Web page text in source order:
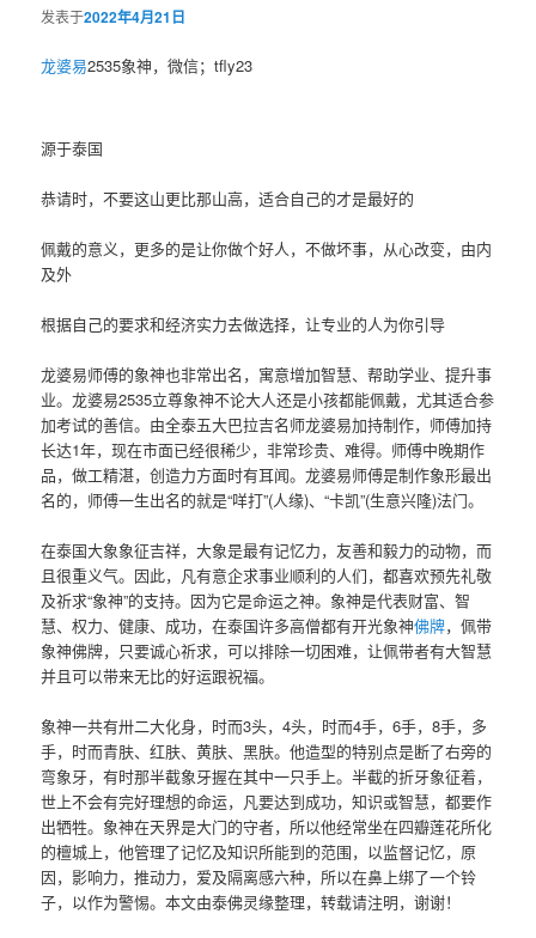
发表于2022年4月21日
龙婆易2535象神，微信；tfly23
源于泰国
恭请时，不要这山更比那山高，适合自己的才是最好的
佩戴的意义，更多的是让你做个好人，不做坏事，从心改变，由内
及外
根据自己的要求和经济实力去做选择，让专业的人为你引导
龙婆易师傅的象神也非常出名，寓意增加智慧、帮助学业、提升事
业。龙婆易2535立尊象神不论大人还是小孩都能佩戴，尤其适合参
加考试的善信。由全泰五大巴拉吉名师龙婆易加持制作，师傅加持
长达1年，现在市面已经很稀少，非常珍贵、难得。师傅中晚期作
品，做工精湛，创造力方面时有耳闻。龙婆易师傅是制作象形最出
名的，师傅一生出名的就是“咩打”(人缘)、“卡凯”(生意兴隆)法门。
在泰国大象象征吉祥，大象是最有记忆力，友善和毅力的动物，而
且很重义气。因此，凡有意企求事业顺利的人们，都喜欢预先礼敬
及祈求“象神”的支持。因为它是命运之神。象神是代表财富、智
慧、权力、健康、成功，在泰国许多高僧都有开光象神佛牌，佩带
象神佛牌，只要诚心祈求，可以排除一切困难，让佩带者有大智慧
并且可以带来无比的好运跟祝福。
象神一共有卅二大化身，时而3头，4头，时而4手，6手，8手，多
手，时而青肤、红肤、黄肤、黑肤。他造型的特别点是断了右旁的
弯象牙，有时那半截象牙握在其中一只手上。半截的折牙象征着，
世上不会有完好理想的命运，凡要达到成功，知识或智慧，都要作
出牺牲。象神在天界是大门的守者，所以他经常坐在四瓣莲花所化
的檀城上，他管理了记忆及知识所能到的范围，以监督记忆，原
因，影响力，推动力，爱及隔离感六种，所以在鼻上绑了一个铃
子，以作为警惕。本文由泰佛灵缘整理，转载请注明，谢谢！